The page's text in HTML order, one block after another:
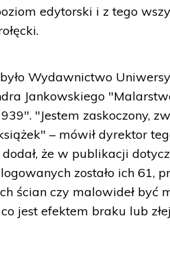
edytorski i z tego
Wydawnictwo
Jankowskiego
"Jestem zaskoczony,
– mówił dyrektor
że w publikacji
zostało ich 61,
ścian czy malowideł być
jest efektem braku lub